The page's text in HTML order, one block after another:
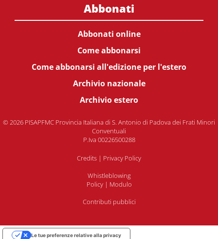
Abbonati
Abbonati online
Come abbonarsi
Come abbonarsi all'edizione per l'estero
Archivio nazionale
Archivio estero
© 2026 PISAPFMC Provincia Italiana di S. Antonio di Padova dei Frati Minori
Conventuali
P.Iva 00226500288
Credits | Privacy Policy
Whistleblowing
Policy| Modulo
Contributi pubblici
Le tue preferenze relative alla privacy